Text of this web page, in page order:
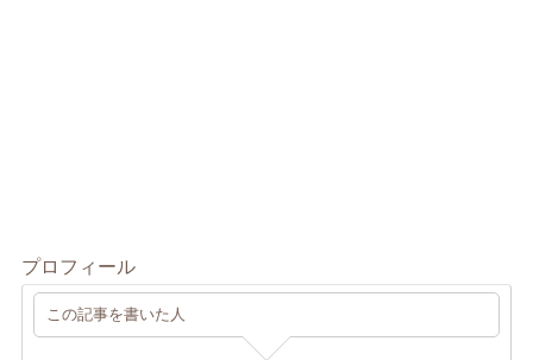
プロフィール
この記事を書いた人